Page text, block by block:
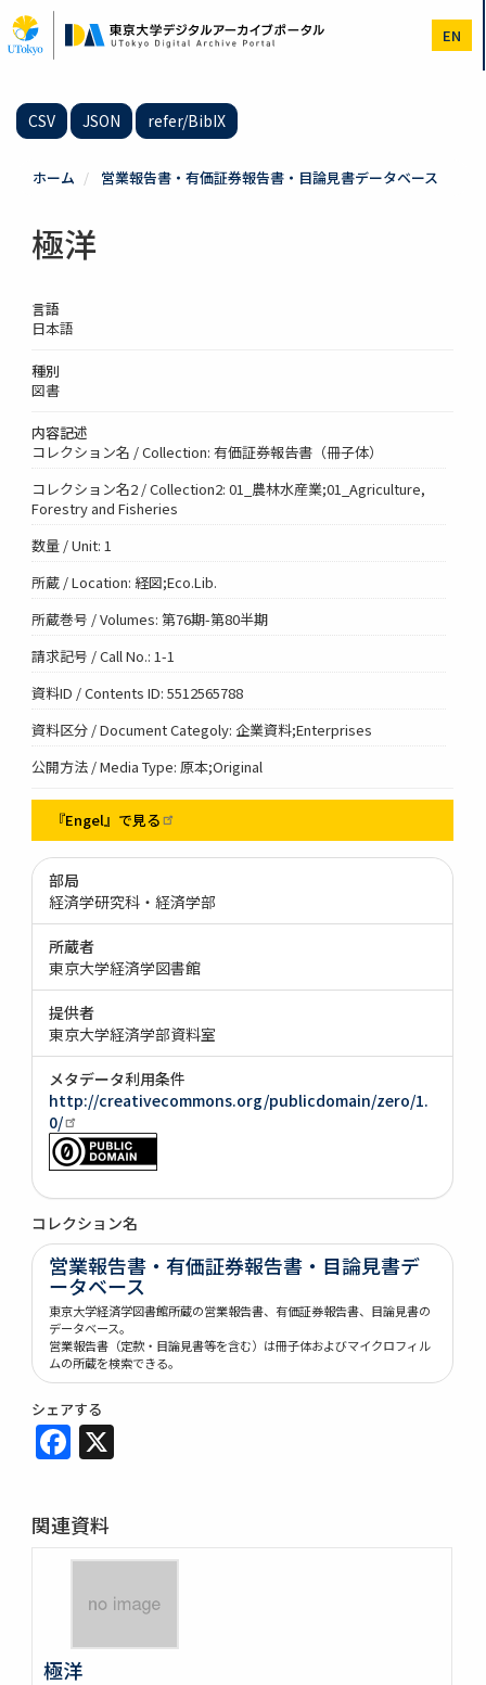
イ
ン
EN
CSV JSON refer/BibIX
ホーム 営業報告書・有価証券報告書・目論見書データベース
極洋
言語
日本語
種別
図書
内容記述
コレクション名 / Collection: 有価証券報告書（冊子体）
コレクション名2 / Collection2: 01_農林水産業;01_Agriculture,
Forestry and Fisheries
数量 / Unit: 1
所蔵 / Location: 経図;Eco.Lib.
所蔵巻号 / Volumes: 第76期-第80半期
請求記号 / Call No.: 1-1
資料ID / Contents ID: 5512565788
資料区分 / Document Categoly: 企業資料;Enterprises
公開方法 / Media Type: 原本;Original
『Engel』で見る
部局
経済学研究科・経済学部
所蔵者
東京大学経済学図書館
提供者
東京大学経済学部資料室
メタデータ利用条件
http://creativecommons.org/publicdomain/zero/1.
0/
コレクション名
営業報告書・有価証券報告書・目論見書デ
ータベース
東京大学経済学図書館所蔵の営業報告書、有価証券報告書、目論見書の
データベース。
営業報告書（定款・目論見書等を含む）は冊子体およびマイクロフィル
ムの所蔵を検索できる。
シェアする
Facebook
関連資料
極洋